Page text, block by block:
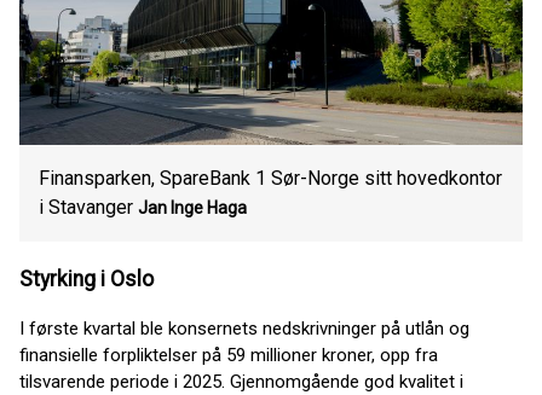
Finansparken, SpareBank 1 Sør-Norge sitt hovedkontor
i Stavanger Jan Inge Haga
Styrking i Oslo
I første kvartal ble konsernets nedskrivninger på utlån og
finansielle forpliktelser på 59 millioner kroner, opp fra
tilsvarende periode i 2025. Gjennomgående god kvalitet i